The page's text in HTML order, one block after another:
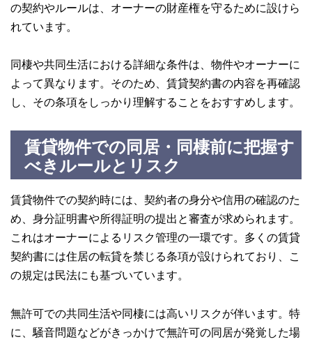
の契約やルールは、オーナーの財産権を守るために設けら
れています。
同棲や共同生活における詳細な条件は、物件やオーナーに
よって異なります。そのため、賃貸契約書の内容を再確認
し、その条項をしっかり理解することをおすすめします。
賃貸物件での同居・同棲前に把握す
べきルールとリスク
賃貸物件での契約時には、契約者の身分や信用の確認のた
め、身分証明書や所得証明の提出と審査が求められます。
これはオーナーによるリスク管理の一環です。多くの賃貸
契約書には住居の転貸を禁じる条項が設けられており、こ
の規定は民法にも基づいています。
無許可での共同生活や同棲には高いリスクが伴います。特
に、騒音問題などがきっかけで無許可の同居が発覚した場